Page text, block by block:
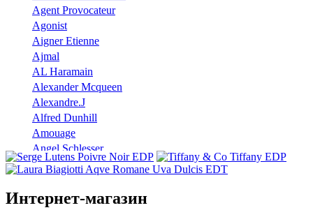
Agent Provocateur
Agonist
Aigner Etienne
Ajmal
AL Haramain
Alexander Mcqueen
Alexandre.J
Alfred Dunhill
Amouage
Angel Schlesser
Anna Sui
Annayake
Annick Goutal
Antonio Banderas
Интернет-магазин